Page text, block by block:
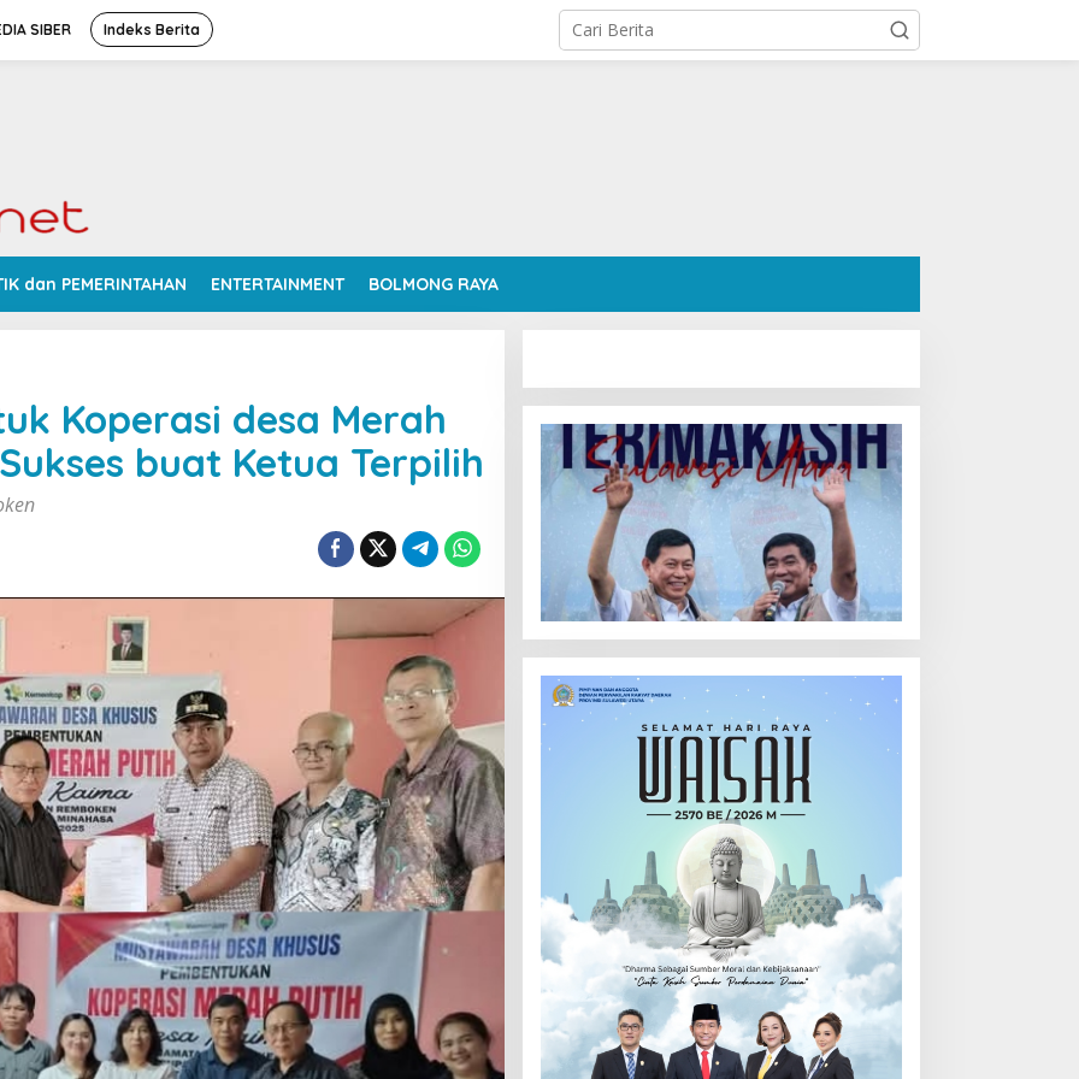
SIBER Indeks Berita
dan PEMERINTAHAN ENTERTAINMENT BOLMONG RAYA
Koperasi desa Merah
buat Ketua Terpilih